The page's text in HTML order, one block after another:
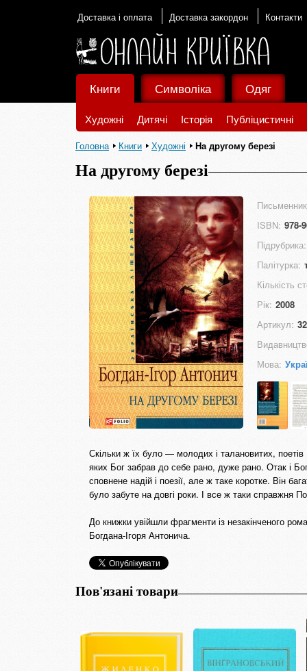
Доставка і оплата Доставка закордон Контакти
Книги
Художні Дитячі Історія Публіцистичні
Символіка Одяг
Головна Книги Художні На другому березі
На другому березі
ISBN: 978-
Підрубрика:
Палітурка:
Кількість
Рік: 2008
Артикул:
Мова:
Скільки ж їх було — молодих і талановитих,
яких Бог забрав до себе рано, дуже рано. Отак і
сповнене надій і поезії, але ж таке коротке. Він
було забуте на довгі роки. І все ж таки справжня
До книжки увійшли фрагменти із незакінченого
Богдана-Ігоря Антонича.
Пов'язані товари